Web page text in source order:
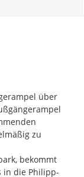
über
zu
bekommt
in die Philipp-